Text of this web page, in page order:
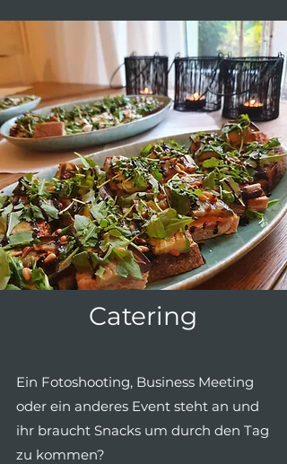
Catering
Ein Fotoshooting, Business Meeting
oder ein anderes Event steht an und
ihr braucht Snacks um durch den Tag
zu kommen?